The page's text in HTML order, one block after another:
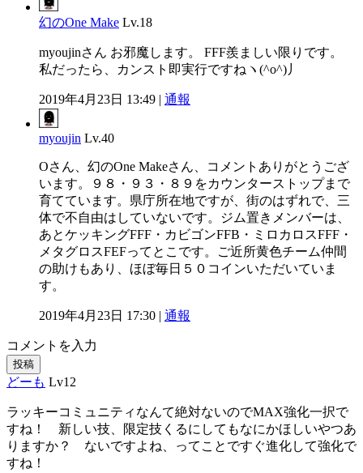
幻のOne Make Lv.18
myoujinさん お邪魔します。 FFF羨ましい限りです。
私だったら、カンスト即実行ですねヽ(^o^)丿
2019年4月23日 13:49 | 通報
myoujin Lv.40
Oさん、幻のOne Makeさん、コメントありがとうござ
います。９８・９３・８９をカウンターストップまで
育てています。県庁所在地ですが、街のはずれで、三
体で不自由はしていないです。ジム置きメンバーは、
あとケッキングFFF・カビゴンFFB・ミロカロスFFF・
メタグロスFEFってとこです。ご近所黄色チーム仲間
の助けもあり、ほぼ毎日５０コインいただいていま
す。
2019年4月23日 17:30 | 通報
コメントを入力
投稿
どーも Lv12
ラッキーコミュニティなんて絶対ないのでMAX強化一択で
すね！ 新しい技、限定技くるにしてもなにかほしいやつあ
りますか？ ないですよね、ってことですぐ進化して強化で
すね！